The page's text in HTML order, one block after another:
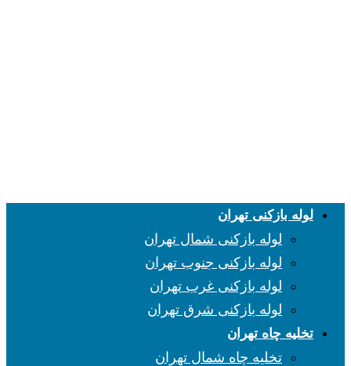
لوله بازکنی تهران
لوله بازکنی شمال تهران
لوله بازکنی جنوب تهران
لوله بازکنی غرب تهران
لوله بازکنی شرق تهران
تخلیه چاه تهران
تخلیه چاه شمال تهران